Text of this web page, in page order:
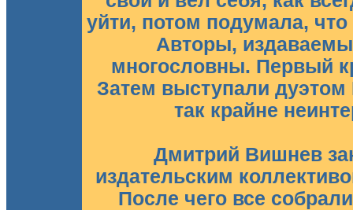
уйти, потом подумала,
Авторы,
многословны. Первый
Затем выступали
так крайне
Дмитрий Вишнев
издательским
После чего все